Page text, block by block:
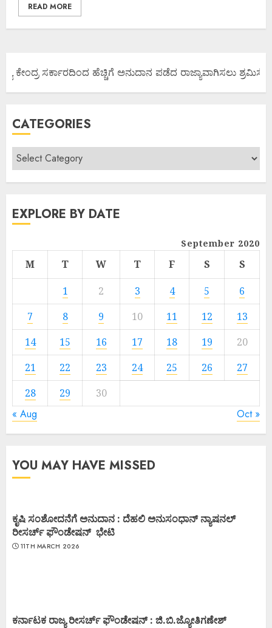
READ MORE
ಕೇಂದ್ರ ಸರ್ಕಾರದಿಂದ ಹೆಚ್ಚಿಗೆ ಅನುದಾನ ಪಡೆದ ರಾಜ್ಯಾವಾಗಿಸಲು
CATEGORIES
EXPLORE BY DATE
September 2020
M T W T F S
S
1
2 3 4 5
6
7
8 9 10 11 12
13
14
15 16 17 18 19
20
21
22 23 24 25 26
27
28
29 30
« Aug Oct »
YOU MAY HAVE MISSED
ಕೃಷಿ ಸಂಶೋದನೆಗೆ ಅನುದಾನ : ದೆಹಲಿ ಅನುಸಂಧಾನ್ ನ್ಯಾಷನಲ್
ರೀಸರ್ಚ್ ಫೌಂಡೇಷನ್ ಭೇಟಿ
11TH MARCH 2026
ಕರ್ನಾಟಕ ರಾಜ್ಯ ರೀಸರ್ಚ್ ಫೌಂಡೇಷನ್ : ಜಿ.ಬಿ.ಜ್ಯೋತಿಗಣೇಶ್